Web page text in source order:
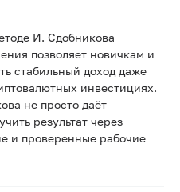
И. Сдобникова
позволяет новичкам и
стабильный доход даже
инвестициях.
не просто даёт
результат через
и проверенные рабочие